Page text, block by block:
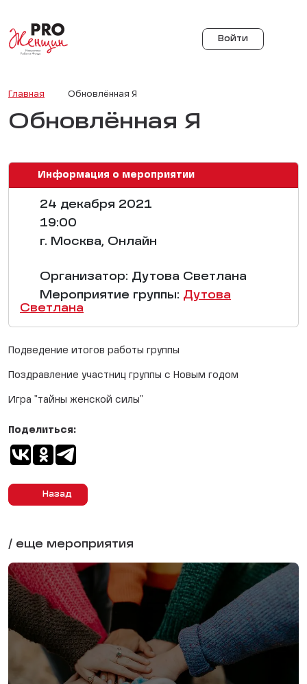
Войти
Главная Обновлённая Я
Обновлённая Я
Информация о мероприятии
24 декабря 2021
19:00
г. Москва, Онлайн
Организатор: Дутова Светлана
Мероприятие группы: Дутова
Светлана
Подведение итогов работы группы
Поздравление участниц группы с Новым годом
Игра "тайны женской силы"
Назад
Поделиться:
/ еще мероприятия